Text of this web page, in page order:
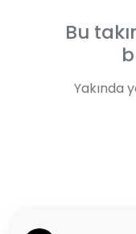
Bu
Yakında